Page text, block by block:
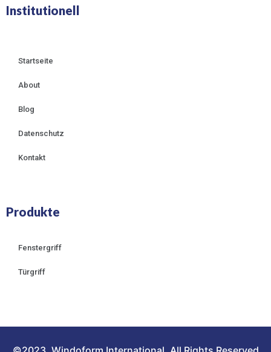
Institutionell
Startseite
About
Blog
Datenschutz
Kontakt
Produkte
Fenstergriff
Türgriff